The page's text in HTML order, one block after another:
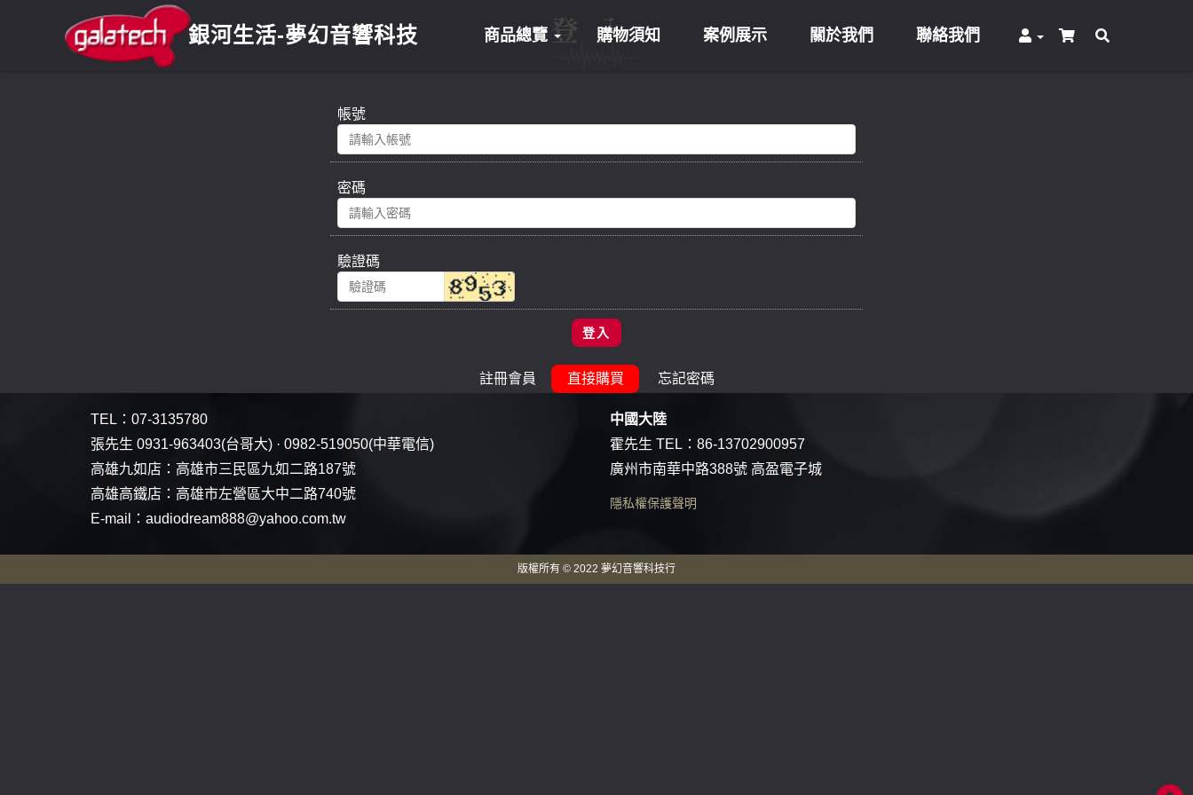
銀河生活-夢幻音響科技 商品總覽 購物須知 案例展示 關於我們 聯絡我們
登入
帳號
密碼
驗證碼
登入
註冊會員 忘記密碼
TEL： 07-3135780
張先生 0931-963403(台哥大) · 0982-519050(中華電信)
高雄九如店： 高雄市三民區九如二路187號
高雄高鐵店： 高雄市左營區大中二路740號
E-mail： audiodream888@yahoo.com.tw
中國大陸
霍先生 TEL： 86-13702900957
廣州市南華中路388號 高盈電子城
隱私權保護聲明
版權所有 © 2022 夢幻音響科技行